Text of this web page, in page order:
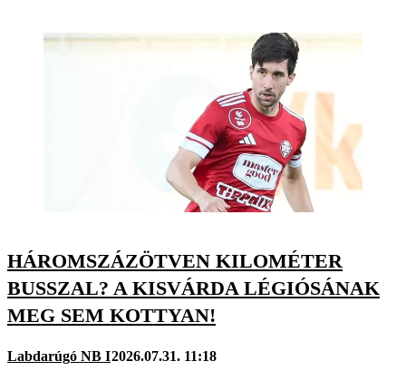
HÁROMSZÁZÖTVEN KILOMÉTER
BUSSZAL? A KISVÁRDA LÉGIÓSÁNAK
MEG SEM KOTTYAN!
Labdarúgó NB I2026.07.31. 11:18